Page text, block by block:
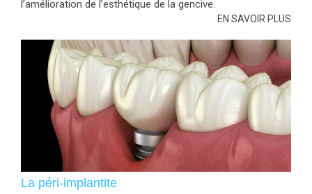
l’amélioration de l’esthétique de la gencive.
EN SAVOIR PLUS
La péri-implantite